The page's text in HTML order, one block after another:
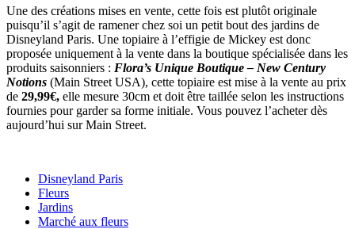
Une des créations mises en vente, cette fois est plutôt originale
puisqu’il s’agit de ramener chez soi un petit bout des jardins de
Disneyland Paris. Une topiaire à l’effigie de Mickey est donc
proposée uniquement à la vente dans la boutique spécialisée dans les
produits saisonniers : Flora’s Unique Boutique – New Century
Notions (Main Street USA), cette topiaire est mise à la vente au prix
de 29,99€, elle mesure 30cm et doit être taillée selon les instructions
fournies pour garder sa forme initiale. Vous pouvez l’acheter dès
aujourd’hui sur Main Street.
Disneyland Paris
Fleurs
Jardins
Marché aux fleurs